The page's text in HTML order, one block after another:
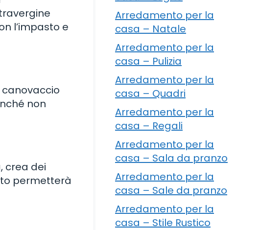
l’impasto e
canovaccio
non
crea dei
permetterà
Arredamento per la
casa – Natale
Arredamento per la
casa – Pulizia
Arredamento per la
casa – Quadri
Arredamento per la
casa – Regali
Arredamento per la
casa – Sala da pranzo
Arredamento per la
casa – Sale da pranzo
Arredamento per la
casa – Stile Rustico